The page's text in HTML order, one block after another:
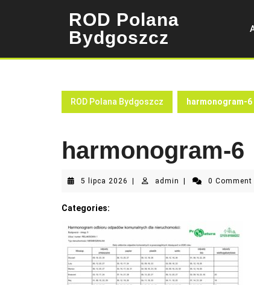
ROD Polana
Bydgoszcz
ROD Polana Bydgoszcz harmonogram-6
harmonogram-6
5 lipca 2026 admin admin 0 Comment
Categories: